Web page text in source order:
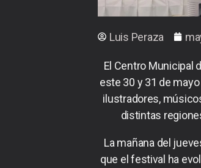
Luis Peraza
El Centro Municipal
este 30 y 31 de
ilustradores,
distintas
La mañana del
que el festival ha